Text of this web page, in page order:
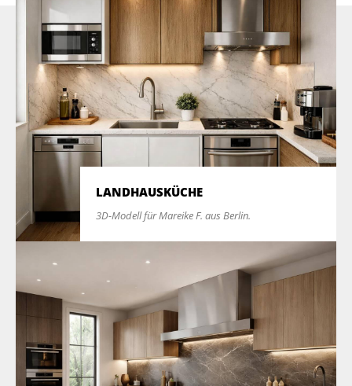
LANDHAUSKÜCHE
3D-Modell für Mareike F. aus Berlin.